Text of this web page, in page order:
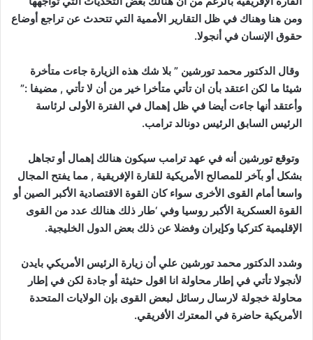
ومن هنا وهناك في ظل التقارير الأممية التي تتحدث عن تراجع أوضاع
حقوق الإنسان في أنجولا.
وقال الدكتور محمد تورشين ” بلا شك هذه الزيارة جاءت متأخرة
شيئا ما لكن اعتقد بأن ان تأتي متأخرا خير من أن لا تأتي , مضيفا :”
وأعتقد أنها جاءت أيضا في ظل إهمال في الفترة الأولى لرئاسة
الرئيس السابق الرئيس دونالد ترامب.
وتوقع تورشين أنه في عهد ترامب سيكون هنالك إهمال أو تجاهل
بشكل أو بآخر للمصالح الأمريكية للقارة الإفريقية , مما يفتح المجال
واسعا أمام القوى الأخرى سواء كان القوة الاقتصادية الأكبر الصين أو
القوة العسكرية الأكبر روسيا وفي ‘طار ذلك هنالك عدد من القوى
الإقليمية كتركيا وكإيران وفضلا عن ذلك بعض الدول الخليجية.
وشدد الدكتور محمد تورشين علي أن زيارة الرئيس الأمريكي بايدن
لأنجولا تأتي في إطار محاولة انا اقول حثيثة أو جادة لكن في إطار
محاولة خجولة لارسال رسائل لبعض القوى بإن الولايات المتحدة
الأمريكية حاضرة في المعترك الأفريقي.